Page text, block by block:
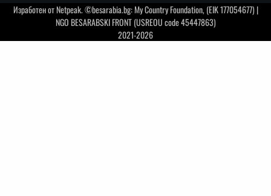
Изработен отNetpeak. ©besarabia.bg: My Country Foundation, (EIK 177054677) |
NGO BESARABSKI FRONT (USREOU code 45447863)
2021-2026